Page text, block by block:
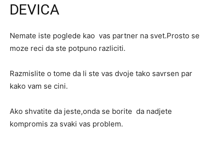
DEVICA
Nemate iste poglede kao vas partner na svet.Prosto se
moze reci da ste potpuno razliciti.
Razmislite o tome da li ste vas dvoje tako savrsen par
kako vam se cini.
Ako shvatite da jeste,onda se borite da nadjete
kompromis za svaki vas problem.